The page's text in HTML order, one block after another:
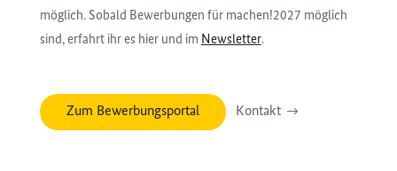
möglich. Sobald Bewerbungen für machen!2027 möglich
sind, erfahrt ihr es hier und im Newsletter.
Zum Bewerbungsportal Kontakt